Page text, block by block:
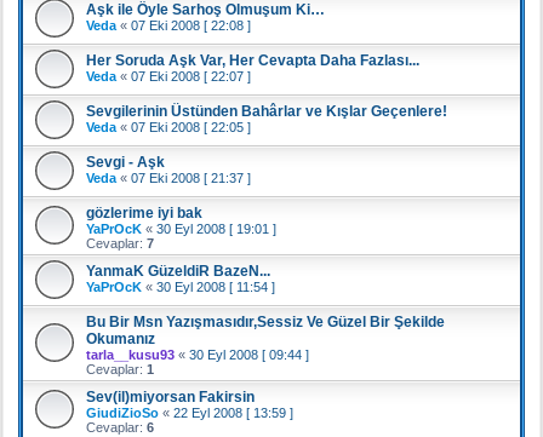
Aşk ile Öyle Sarhoş Olmuşum Ki…
Veda « 07 Eki 2008 [ 22:08 ]
Her Soruda Aşk Var, Her Cevapta Daha Fazlası...
Veda « 07 Eki 2008 [ 22:07 ]
Sevgilerinin Üstünden Bahârlar ve Kışlar Geçenlere!
Veda « 07 Eki 2008 [ 22:05 ]
Sevgi - Aşk
Veda « 07 Eki 2008 [ 21:37 ]
gözlerime iyi bak
YaPrOcK « 30 Eyl 2008 [ 19:01 ]
Cevaplar: 7
YanmaK GüzeldiR BazeN...
YaPrOcK « 30 Eyl 2008 [ 11:54 ]
Bu Bir Msn Yazışmasıdır,Sessiz Ve Güzel Bir Şekilde
Okumanız
tarla__kusu93 « 30 Eyl 2008 [ 09:44 ]
Cevaplar: 1
Sev(il)miyorsan Fakirsin
GiudiZioSo « 22 Eyl 2008 [ 13:59 ]
Cevaplar: 6